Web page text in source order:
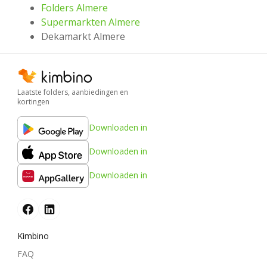
Folders Almere
Supermarkten Almere
Dekamarkt Almere
Laatste folders, aanbiedingen en
kortingen
Downloaden in
Downloaden in
Downloaden in
Kimbino
FAQ